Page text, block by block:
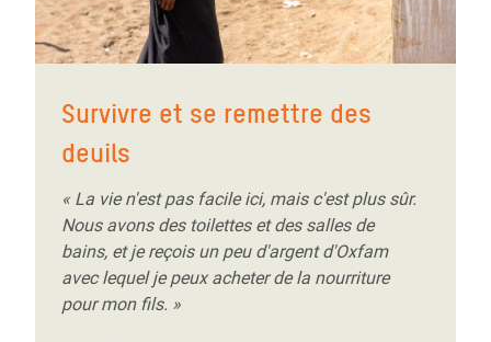
Survivre et se remettre des
deuils
« La vie n'est pas facile ici, mais c'est plus sûr.
Nous avons des toilettes et des salles de
bains, et je reçois un peu d'argent d'Oxfam
avec lequel je peux acheter de la nourriture
pour mon fils. »